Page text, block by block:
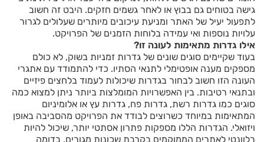
גישה בטוחים גם בבוץ או לאחר גשמים חזקים. היבט זה חשוב
לתפעול יעיל של האתר ומניעת עיכובים מיותרים שעלולים לגרור
עלויות נוספות ואי עמידה בלוחות הזמנים של הפרויקט.
אילו גדרות מתאימות לעונה זו?
בעוד שקיימים סוגים שונים של גדרות זמניות בשוק, לא כולם
מספקים מענה אופטימלי לתנאי הסתיו. כדי להתמודד עם אתגרי
העונה הזו חשוב לבחור בגדרות שיכולות לעמוד בלחצים פיזיים
ובתנאי רטיבות. בין האפשרויות המומלצות ביותר ניתן למצוא כמה
סוגים כמו גדרות רשת, גדרות פח, גדרות עץ או אלומיניום
המתאימות במיוחד כשרוצים לבודד את הפרויקט מהסביבה באופן
ויזואלי. הגדרות הללו מספקות פתרון אסתטי יותר, שיכול להיות
רלוונטי לאתרים הממוקמים בקרבת שכונות מגורים. בדומה